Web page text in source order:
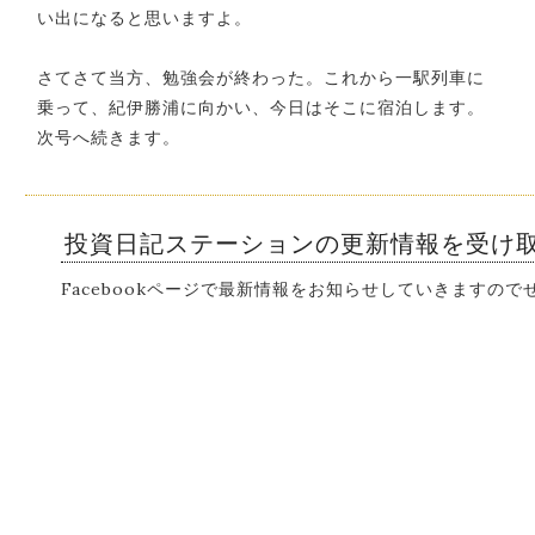
い出になると思いますよ。
さてさて当方、勉強会が終わった。これから一駅列車に
乗って、紀伊勝浦に向かい、今日はそこに宿泊します。
次号へ続きます。
投資日記ステーションの更新情報を受け
Facebookページで最新情報をお知らせしていきますので